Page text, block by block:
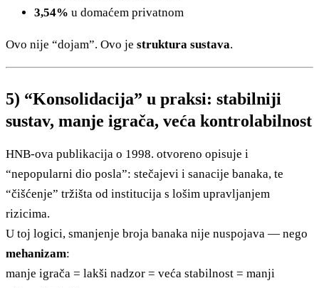
3,54% u domaćem privatnom
Ovo nije “dojam”. Ovo je struktura sustava.
5) “Konsolidacija” u praksi: stabilniji
sustav, manje igrača, veća kontrolabilnost
HNB-ova publikacija o 1998. otvoreno opisuje i
“nepopularni dio posla”: stečajevi i sanacije banaka, te
“čišćenje” tržišta od institucija s lošim upravljanjem
rizicima.
U toj logici, smanjenje broja banaka nije nuspojava — nego
mehanizam:
manje igrača = lakši nadzor = veća stabilnost = manji